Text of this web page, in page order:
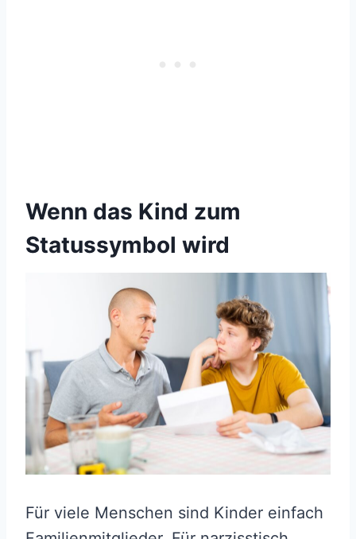
Wenn das Kind zum
Statussymbol wird
Für viele Menschen sind Kinder einfach